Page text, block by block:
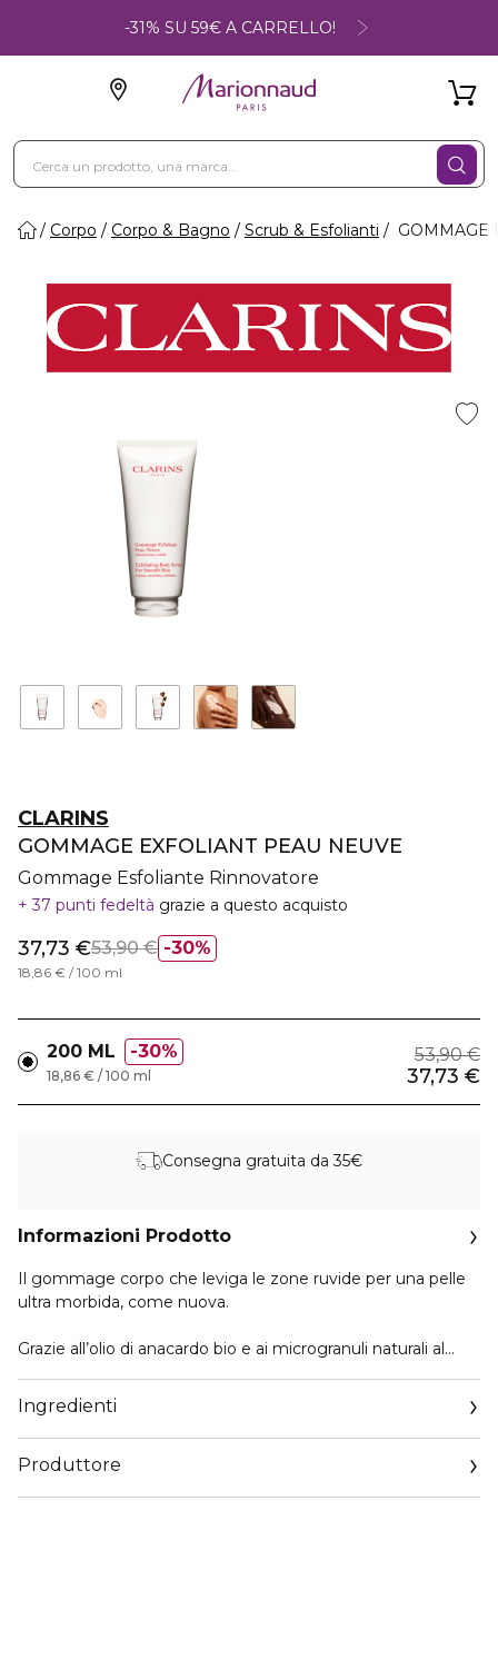
-31% SU 59€ A CARRELLO!
Corpo Corpo & Bagno Scrub & Esfolianti GOMMAGE
CLARINS
GOMMAGE EXFOLIANT PEAU NEUVE
Gommage Esfoliante Rinnovatore
37 punti fedeltà grazie a questo acquisto
30%
37,73 €53,90 €
18,86 € / 100 ml
200 ML 30% 53,90 €
37,73 €
18,86 € / 100 ml
Consegna gratuita da 35€
Informazioni Prodotto
Il gommage corpo che leviga le zone ruvide per una pelle
ultra morbida, come nuova.
Grazie all’olio di anacardo bio e ai microgranuli naturali al
esfoliante delicato che aiuta ad affinare la grana della pelle.
L’estratto di moringa, rinomato per le sue proprietà
purificanti, elimina delicatamente le impurità.
Ingredienti
Produttore